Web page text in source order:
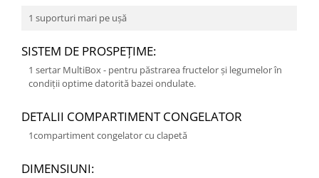
1 suporturi mari pe uşă
SISTEM DE PROSPEŢIME:
1 sertar MultiBox - pentru păstrarea fructelor și legumelor în
condiții optime datorită bazei ondulate.
DETALII COMPARTIMENT CONGELATOR
1compartiment congelator cu clapetă
DIMENSIUNI: